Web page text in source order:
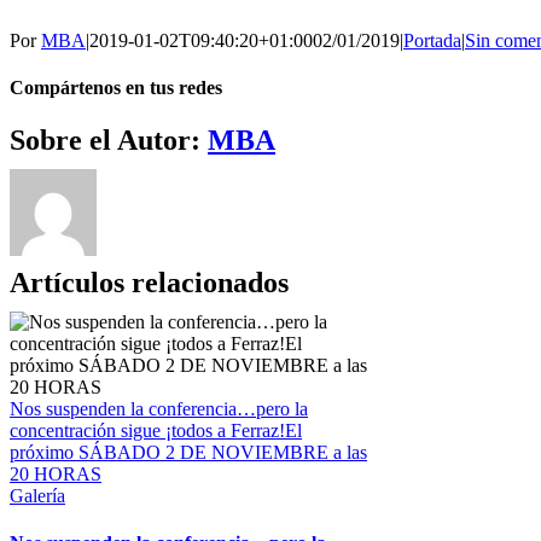
PorMBA|2019-01-02T09:40:20+01:0002/01/2019|Portada|Sin
Compártenos en tus redes
Facebook
Twitter
WhatsApp
Telegram
Correo
electrónico
Sobre el Autor: MBA
Artículos relacionados
Nos suspenden la conferencia…pero la
concentración sigue ¡todos a Ferraz!El
próximo SÁBADO 2 DE NOVIEMBRE a las
20 HORAS
Galería